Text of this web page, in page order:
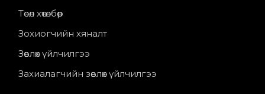
Төсөл хөтөлбөр
Зохиогчийн хяналт
Зөвлөх үйлчилгээ
Захиалагчийн зөвлөх үйлчилгээ